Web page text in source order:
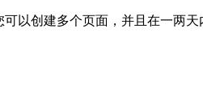
创建多个页面，并且在一两天